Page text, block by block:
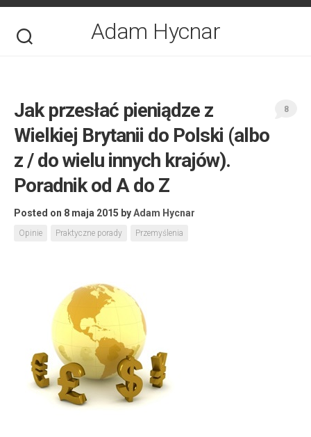
Skip
content
Adam Hycnar
Jak przesłać pieniądze z
Wielkiej Brytanii do Polski (albo
z / do wielu innych krajów).
Poradnik od A do Z
Posted on 8 maja 2015 byAdam Hycnar
Opinie Praktyczne porady Przemyślenia
8